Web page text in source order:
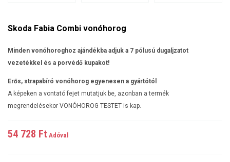
Skoda Fabia Combi vonóhorog
Minden vonóhoroghoz ajándékba adjuk a 7 pólusú dugaljzatot
vezetékkel és a porvédő kupakot!
Erős, strapabíró vonóhorog egyenesen a gyártótól
A képeken a vontató fejet mutatjuk be, azonban a termék
megrendelésekor VONÓHOROG TESTET is kap.
54 728 Ft‎ Adóval